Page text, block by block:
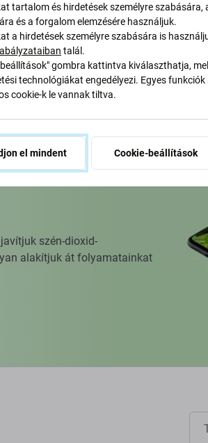
256GB
Ft
1 db
szén-dioxid-
alakítjuk át folyamatainkat
tartalom és hirdetések személyre szabására,
és a forgalom elemzésére használjuk.
a hirdetések személyre szabására is
talál.
beállítások" gombra kattintva kiválaszthatja,
technológiákat engedélyezi. Egyes
cookie-k le vannak tiltva.
el mindent Cookie-beállítások